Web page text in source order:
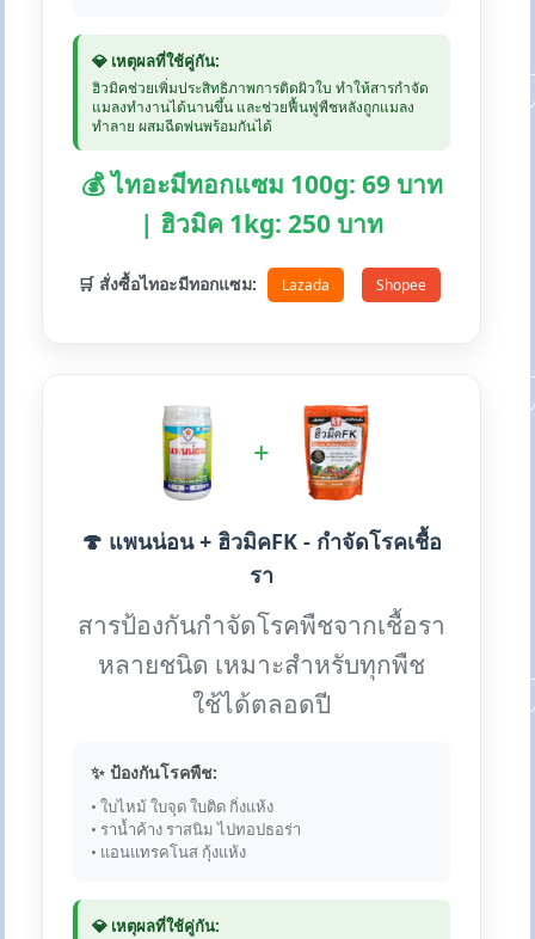
💎 เหตุผลที่ใช้คู่กัน:
ฮิวมิคช่วยเพิ่มประสิทธิภาพการติดผิวใบ ทำให้สารกำจัด
แมลงทำงานได้นานขึ้น และช่วยฟื้นฟูพืชหลังถูกแมลง
ทำลาย ผสมฉีดพ่นพร้อมกันได้
💰 ไทอะมีทอกแซม 100g: 69 บาท
| ฮิวมิค 1kg: 250 บาท
🛒 สั่งซื้อไทอะมีทอกแซม: Lazada Shopee
+
🍄 แพนน่อน + ฮิวมิคFK - กำจัดโรคเชื้อ
รา
สารป้องกันกำจัดโรคพืชจากเชื้อรา
หลายชนิด เหมาะสำหรับทุกพืช
ใช้ได้ตลอดปี
✨ ป้องกันโรคพืช:
• ใบไหม้ ใบจุด ใบติด กิ่งแห้ง
• ราน้ำค้าง ราสนิม ไปทอปธอร่า
• แอนแทรคโนส กุ้งแห้ง
💎 เหตุผลที่ใช้คู่กัน: